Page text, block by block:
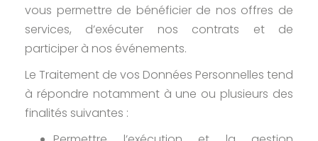
vous permettre de bénéficier de nos offres de
services, d’exécuter nos contrats et de
participer à nos événements.
Le Traitement de vos Données Personnelles tend
à répondre notamment à une ou plusieurs des
finalités suivantes :